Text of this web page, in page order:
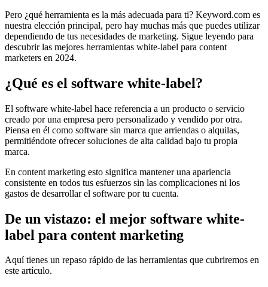
Pero ¿qué herramienta es la más adecuada para ti? Keyword.com es
nuestra elección principal, pero hay muchas más que puedes utilizar
dependiendo de tus necesidades de marketing. Sigue leyendo para
descubrir las mejores herramientas white-label para content
marketers en 2024.
¿Qué es el software white-label?
El software white-label hace referencia a un producto o servicio
creado por una empresa pero personalizado y vendido por otra.
Piensa en él como software sin marca que arriendas o alquilas,
permitiéndote ofrecer soluciones de alta calidad bajo tu propia
marca.
En content marketing esto significa mantener una apariencia
consistente en todos tus esfuerzos sin las complicaciones ni los
gastos de desarrollar el software por tu cuenta.
De un vistazo: el mejor software white-
label para content marketing
Aquí tienes un repaso rápido de las herramientas que cubriremos en
este artículo.